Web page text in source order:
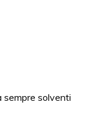
sempre solventi